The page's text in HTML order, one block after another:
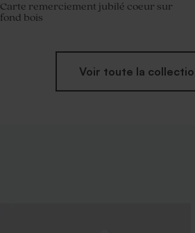
Carte remerciement jubilé coeur sur
fond bois
Voir toute la